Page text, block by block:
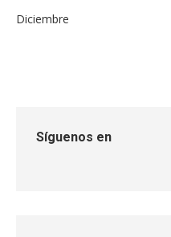
Diciembre
Síguenos en